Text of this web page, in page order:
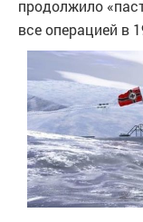
продолжило
все операцией в